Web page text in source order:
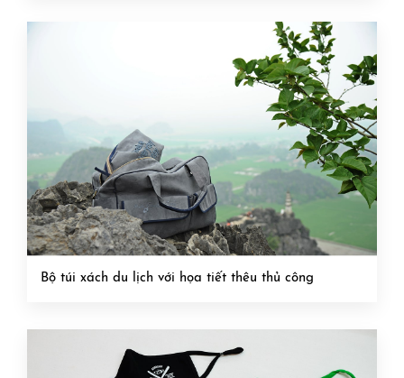
Bộ túi xách du lịch với họa tiết thêu thủ công